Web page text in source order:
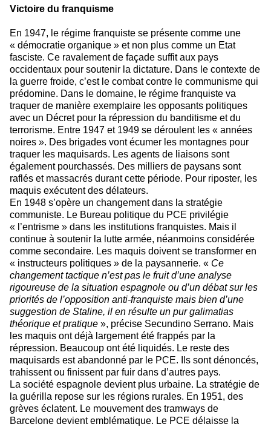
Victoire du franquisme
En 1947, le régime franquiste se présente comme une
« démocratie organique » et non plus comme un Etat
fasciste. Ce ravalement de façade suffit aux pays
occidentaux pour soutenir la dictature. Dans le contexte de
la guerre froide, c’est le combat contre le communisme qui
prédomine. Dans le domaine, le régime franquiste va
traquer de manière exemplaire les opposants politiques
avec un Décret pour la répression du banditisme et du
terrorisme. Entre 1947 et 1949 se déroulent les « années
noires ». Des brigades vont écumer les montagnes pour
traquer les maquisards. Les agents de liaisons sont
également pourchassés. Des milliers de paysans sont
raflés et massacrés durant cette période. Pour riposter, les
maquis exécutent des délateurs.
En 1948 s’opère un changement dans la stratégie
communiste. Le Bureau politique du PCE privilégie
« l’entrisme » dans les institutions franquistes. Mais il
continue à soutenir la lutte armée, néanmoins considérée
comme secondaire. Les maquis doivent se transformer en
« instructeurs politiques » de la paysannerie. « Ce
changement tactique n’est pas le fruit d’une analyse
rigoureuse de la situation espagnole ou d’un débat sur les
priorités de l’opposition anti-franquiste mais bien d’une
suggestion de Staline, il en résulte un pur galimatias
théorique et pratique », précise Secundino Serrano. Mais
les maquis ont déjà largement été frappés par la
répression. Beaucoup ont été liquidés. Le reste des
maquisards est abandonné par le PCE. Ils sont dénoncés,
trahissent ou finissent par fuir dans d’autres pays.
La société espagnole devient plus urbaine. La stratégie de
la guérilla repose sur les régions rurales. En 1951, des
grèves éclatent. Le mouvement des tramways de
Barcelone devient emblématique. Le PCE délaisse la